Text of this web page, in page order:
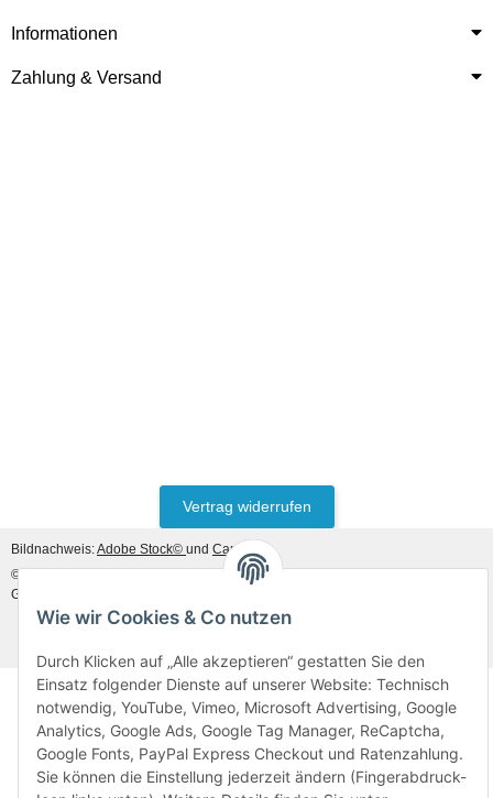
Wie wir Cookies & Co nutzen
Durch Klicken auf „Alle akzeptieren“ gestatten Sie den
Einsatz folgender Dienste auf unserer Website: Technisch
notwendig, YouTube, Vimeo, Microsoft Advertising, Google
Analytics, Google Ads, Google Tag Manager, ReCaptcha,
Google Fonts, PayPal Express Checkout und Ratenzahlung.
Sie können die Einstellung jederzeit ändern (Fingerabdruck-
Informationen
Zahlung & Versand
Vertrag widerrufen
Bildnachweis:Adobe Stock© und Canva©
© MDM Handelsgesellschaft mbH, Meier-Diesel-Motoren, 31832 Springe-
Gestorf, Germany